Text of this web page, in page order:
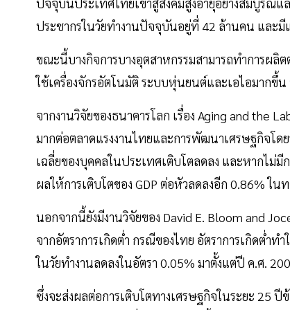
ปัจจุบันประเทศไทยเข้าสู่สังคมสูงอายุอย่างสมบูรณ์แ
ประชากรในวัยทำงานปัจจุบันอยู่ที่ 42 ล้านคน และมี
ขณะนี้บางกิจการบางอุตสาหกรรมสามารถทำการผลิ
ใช้เครื่องจักรอัตโนมัติ ระบบหุ่นยนต์และเอไอมาก
จากงานวิจัยของธนาคารโลก เรื่อง Aging and the
มากต่อตลาดแรงงานไทยและการพัฒนาเศรษฐกิจโด
เฉลี่ยของบุคคลในประเทศเติบโตลดลง และหากไม่
ผลให้การเติบโตของ GDP ต่อหัวลดลงอีก 0.86% ใ
นอกจากนี้ยังมีงานวิจัยของ David E. Bloom and
จากอัตราการเกิดต่ำ กรณีของไทย อัตราการเกิดต่ำท
ในวัยทำงานลดลงในอัตรา 0.05% มาตั้งแต่ปี ค.ศ.
ซึ่งจะส่งผลต่อการเติบโตทางเศรษฐกิจในระยะ 25